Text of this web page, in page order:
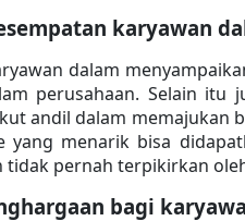
karyawan
dalam
perusahaan. Selain itu
andil dalam memajukan
yang menarik bisa
tidak pernah terpikirkan
bagi